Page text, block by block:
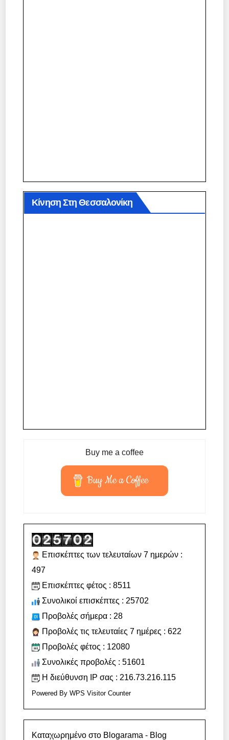
Κίνηση Στη Θεσσαλονίκη
Buy me a coffee
Buy Me a Coffee
Επισκέπτες των τελευταίων 7 ημερών :
497
Επισκέπτες φέτος : 8511
Συνολικοί επισκέπτες : 25702
Προβολές σήμερα : 28
Προβολές τις τελευταίες 7 ημέρες : 622
Προβολές φέτος : 12080
Συνολικές προβολές : 51601
Η διεύθυνση IP σας : 216.73.216.115
Powered ByWPS Visitor Counter
Καταχωρημένο στο Blogarama - Blog